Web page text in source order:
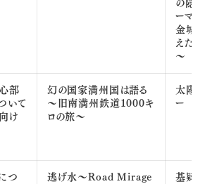
の隠
ーマ
金城
えた
～
部
いて
け
幻の国家満州国は語る
～旧南満州鉄道1000キ
ロの旅～
太陽
ー
つ
逃げ水～Road Mirage
基肄